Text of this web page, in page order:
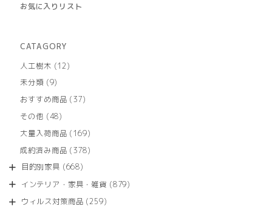
お気に入りリスト
CATAGORY
人工樹木
1212
商
未分類 99
の
商
おすすめ商品 3737
商
その他 4848
の
商
大量入荷商品 169169
の
成約済み商品 378378
商
目的別家具 668668
の
商
インテリア・家具・雑貨 879879
ウィルス対策商品 259259